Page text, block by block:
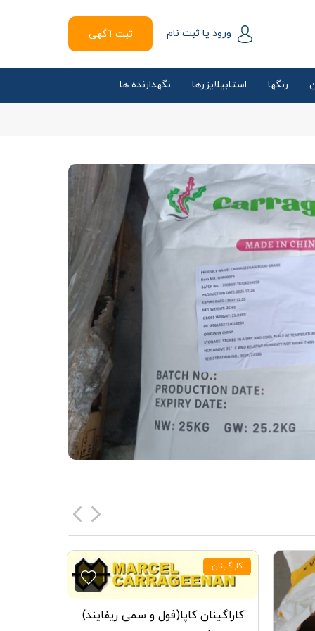
ورود یا ثبت نام ثبت آگهی
رنگها استابیلایزرها نگهدارنده ها
کاراگینان
کاراگینان کاپا(فول و سمی ریفایند)